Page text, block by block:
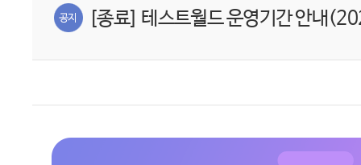
[종료] 테스트월드 운영기간 안내